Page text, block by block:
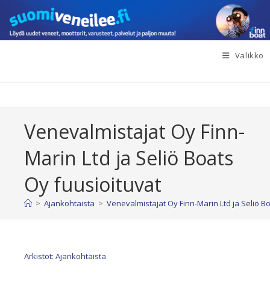
suoraan
sisältöön
Valikko
Venevalmistajat Oy Finn-
Marin Ltd ja Seliö Boats
Oy fuusioituvat
> Ajankohtaista > Venevalmistajat Oy Finn-Marin Ltd ja Seliö
Arkistot: Ajankohtaista